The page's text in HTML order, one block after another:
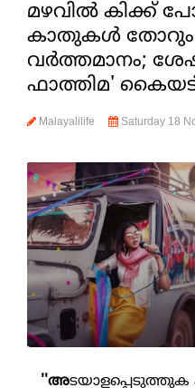
മഴവില്‍ കിക്ക്
കാതുകള്‍ തോറും
വര്‍ത്തമാനം;
ഫാത്തിമ'
Malayalilife Saturday 18
''അടയാളപ്പെടുത്തുക